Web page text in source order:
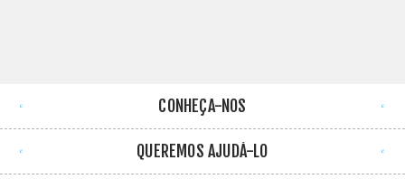
CONHEÇA-NOS
QUEREMOS AJUDÁ-LO